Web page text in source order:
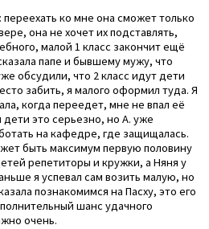
ко мне она сможет только
она не хочет их подставлять,
малой 1 класс закончит ещё
папе и бывшему мужу, что
обсудили, что 2 класс идут дети
забить, я малого оформил туда. Я
когда переедет, мне не впал её
это серьезно, но А. уже
на кафедре, где защищалась.
быть максимум первую половину
репетиторы и кружки, а Няня у
я успевал сам возить малую, но
познакомимся на Пасху, это его
шанс удачного
очень.